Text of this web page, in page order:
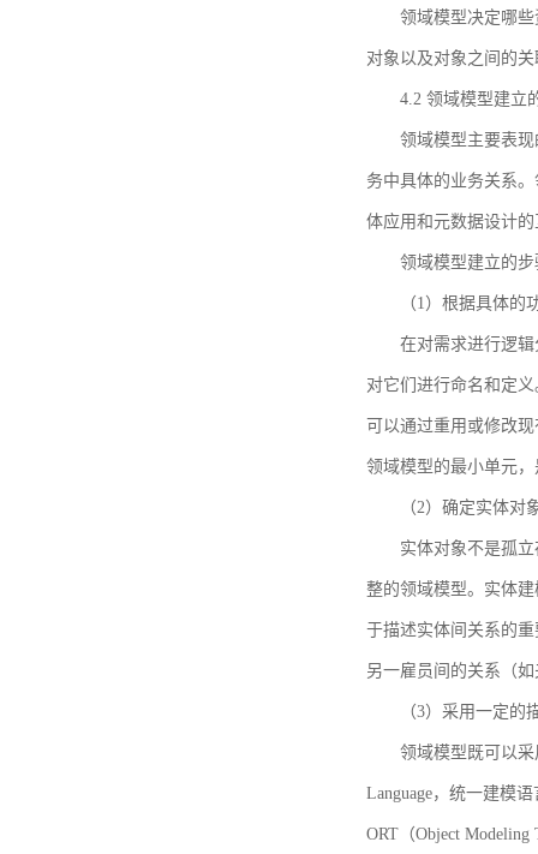
领域模型决定哪
对象以及对象之间的
4.2 领域模型建立
领域模型主要表
务中具体的业务关系
体应用和元数据设计
领域模型建立的
（1）根据具体
在对需求进行逻
对它们进行命名和定
可以通过重用或修改
领域模型的最小单元
（2）确定实体
实体对象不是孤
整的领域模型。实体
于描述实体间关系的
另一雇员间的关系（
（3）采用一定
领域模型既可以
Language，统一建模
ORT（Object